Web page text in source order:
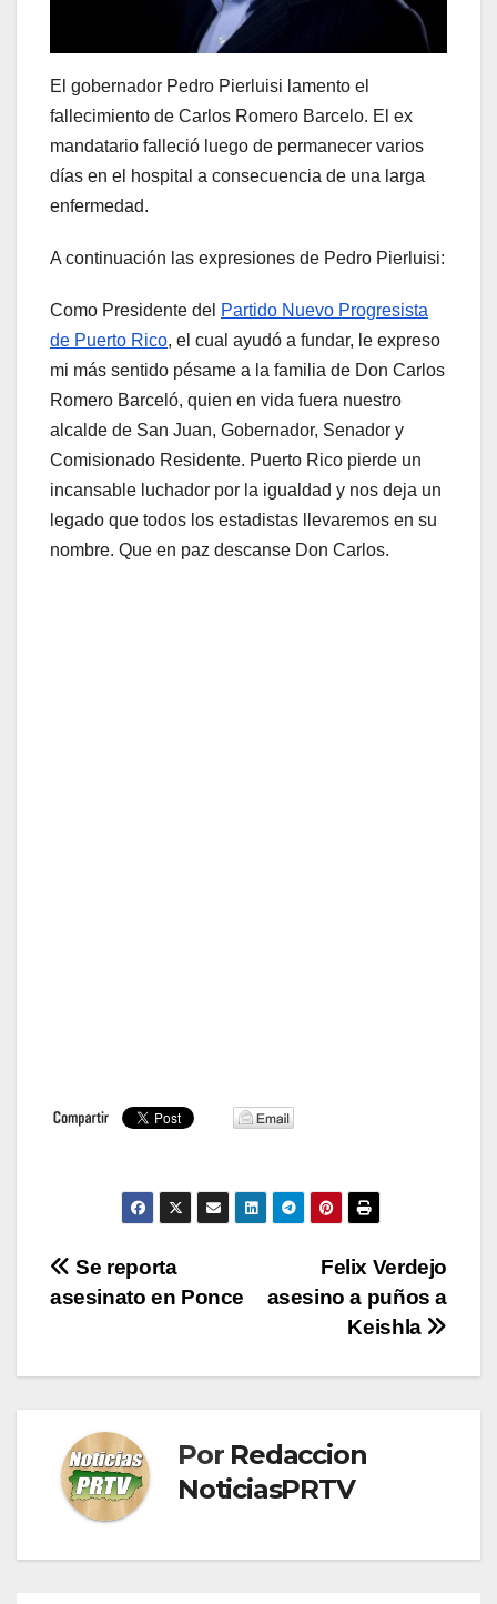
El gobernador Pedro Pierluisi lamento el
fallecimiento de Carlos Romero Barcelo. El ex
mandatario falleció luego de permanecer varios
días en el hospital a consecuencia de una larga
enfermedad.
A continuación las expresiones de Pedro Pierluisi:
Como Presidente del Partido Nuevo Progresista
de Puerto Rico, el cual ayudó a fundar, le expreso
mi más sentido pésame a la familia de Don Carlos
Romero Barceló, quien en vida fuera nuestro
alcalde de San Juan, Gobernador, Senador y
Comisionado Residente. Puerto Rico pierde un
incansable luchador por la igualdad y nos deja un
legado que todos los estadistas llevaremos en su
nombre. Que en paz descanse Don Carlos.
Navegación
entradas
Felix Verdejo
asesino a puños a
Keishla
Se reporta
asesinato en Ponce
Por Redaccion
NoticiasPRTV